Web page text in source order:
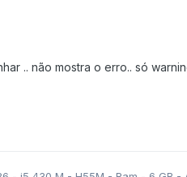
.. não mostra o erro.. só